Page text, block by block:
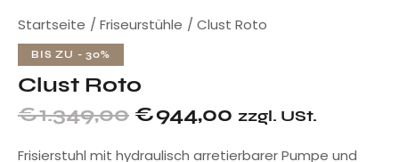
Startseite Friseurstühle Clust Roto
BIS ZU - 30%
Clust Roto
€1.349,00 €944,00 zzgl. USt.
Frisierstuhl mit hydraulisch arretierbarer Pumpe und